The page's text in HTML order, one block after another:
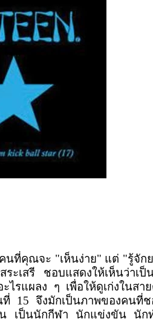
นที่คุณจะ "เห็นง่าย" แต่ "รู้จักย
ะเสรี ชอบแสดงให้เห็นว่าเป็
ไรแผลง ๆ เพื่อให้ดูเก่งในสา
ที่ 15 จึงมักเป็นภาพของคนที่ช
เป็นนักกีฬา นักแข่งขัน นักท